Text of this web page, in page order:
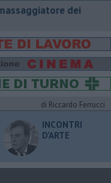
dei
di Riccardo Ferrucci
INCONTRI
D'ARTE